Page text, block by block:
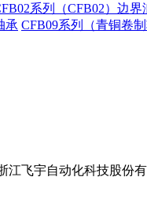
系列（CFB02）边界
承 CFB09系列（青铜卷制
江飞宇自动化科技股份